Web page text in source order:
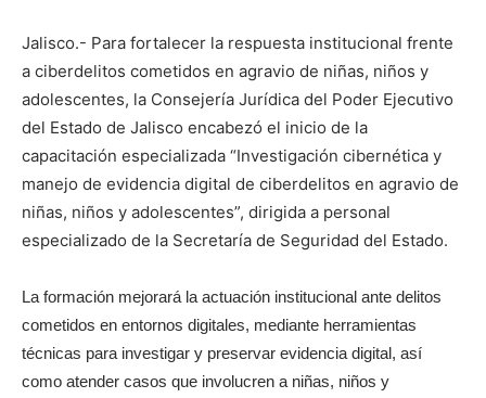
Jalisco.- Para fortalecer la respuesta institucional frente
a ciberdelitos cometidos en agravio de niñas, niños y
adolescentes, la Consejería Jurídica del Poder Ejecutivo
del Estado de Jalisco encabezó el inicio de la
capacitación especializada “Investigación cibernética y
manejo de evidencia digital de ciberdelitos en agravio de
niñas, niños y adolescentes”, dirigida a personal
especializado de la Secretaría de Seguridad del Estado.
La formación mejorará la actuación institucional ante delitos
cometidos en entornos digitales, mediante herramientas
técnicas para investigar y preservar evidencia digital, así
como atender casos que involucren a niñas, niños y